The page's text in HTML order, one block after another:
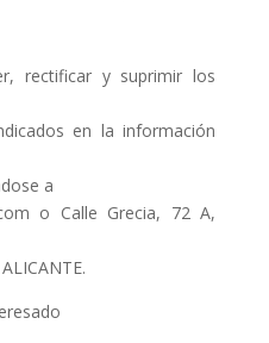
rectificar y suprimir los
en la información
a
o Calle Grecia, 72 A,